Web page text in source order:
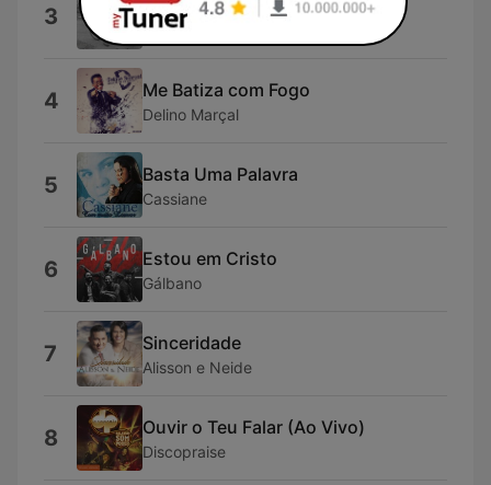
3 Palavra que Liberta
LuizPhype
4 Me Batiza com Fogo
Delino Marçal
5 Basta Uma Palavra
Cassiane
6 Estou em Cristo
Gálbano
7 Sinceridade
Alisson e Neide
8 Ouvir o Teu Falar (Ao Vivo)
Discopraise